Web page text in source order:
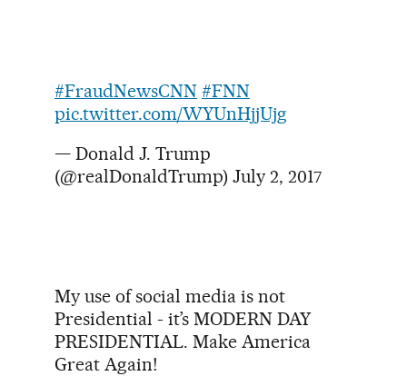
#FraudNewsCNN #FNN
pic.twitter.com/WYUnHjjUjg
— Donald J. Trump
(@realDonaldTrump) July 2, 2017
My use of social media is not
Presidential - it’s MODERN DAY
PRESIDENTIAL. Make America
Great Again!